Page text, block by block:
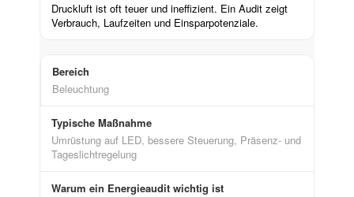
Druckluft ist oft teuer und ineffizient. Ein Audit zeigt
Verbrauch, Laufzeiten und Einsparpotenziale.
Beleuchtung
Umrüstung auf LED, bessere Steuerung, Präsenz- und
Tageslichtregelung